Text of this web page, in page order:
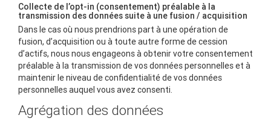
Collecte de l’opt-in (consentement) préalable à la
transmission des données suite à une fusion / acquisition
Dans le cas où nous prendrions part à une opération de
fusion, d’acquisition ou à toute autre forme de cession
d’actifs, nous nous engageons à obtenir votre consentement
préalable à la transmission de vos données personnelles et à
maintenir le niveau de confidentialité de vos données
personnelles auquel vous avez consenti.
Agrégation des données